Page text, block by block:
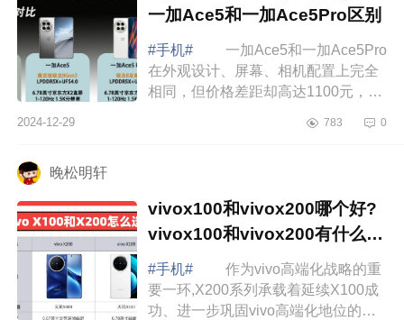
一加Ace5和一加Ace5Pro区别
#手机#
一加Ace5和一加Ace5Pro
在外观设计、屏幕、相机配置上完全
相同，但价格差距却高达1100元，起
价让不少消费者陷入了困惑，究竟值
2024-12-29 783 0
晚松明轩
vivox100和vivox200哪个好?
vivox100和vivox200有什么区
别
#手机#
作为vivo高端化战略的重
要一环,X200系列承载着延续X100成
功、进一步巩固vivo高端化地位的期